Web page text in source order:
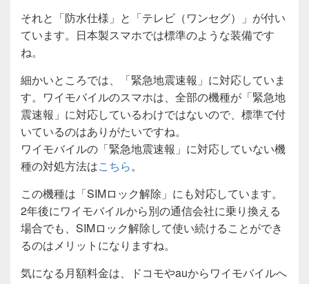
それと「防水仕様」と「テレビ（ワンセグ）」が付い
ています。日本製スマホでは標準のような装備です
ね。
細かいところでは、「緊急地震速報」に対応していま
す。ワイモバイルのスマホは、全部の機種が「緊急地
震速報」に対応しているわけではないので、標準で付
いているのはありがたいですね。
ワイモバイルの「緊急地震速報」に対応していない機
種の対処方法はこちら。
この機種は「SIMロック解除」にも対応しています。
2年後にワイモバイルから別の通信会社に乗り換える
場合でも、SIMロック解除して使い続けることができ
るのはメリットになりますね。
気になる月額料金は、ドコモやauからワイモバイルへ